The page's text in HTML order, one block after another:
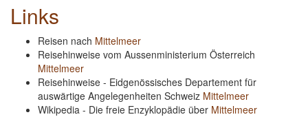
Links
Reisen nach Mittelmeer
Reisehinweise vom Aussenministerium Österreich
Mittelmeer
Reisehinweise - Eidgenössisches Departement für
auswärtige Angelegenheiten Schweiz Mittelmeer
Wikipedia - Die freie Enzyklopädie über Mittelmeer